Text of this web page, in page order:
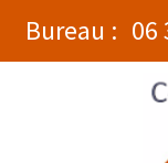
Bureau : 06